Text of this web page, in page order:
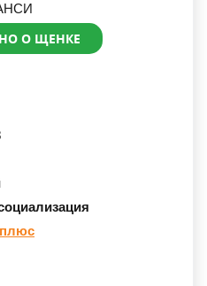
О ЩЕНКЕ